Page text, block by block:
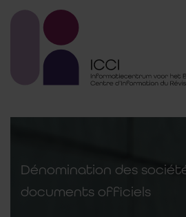
Dénomination des
documents officiels